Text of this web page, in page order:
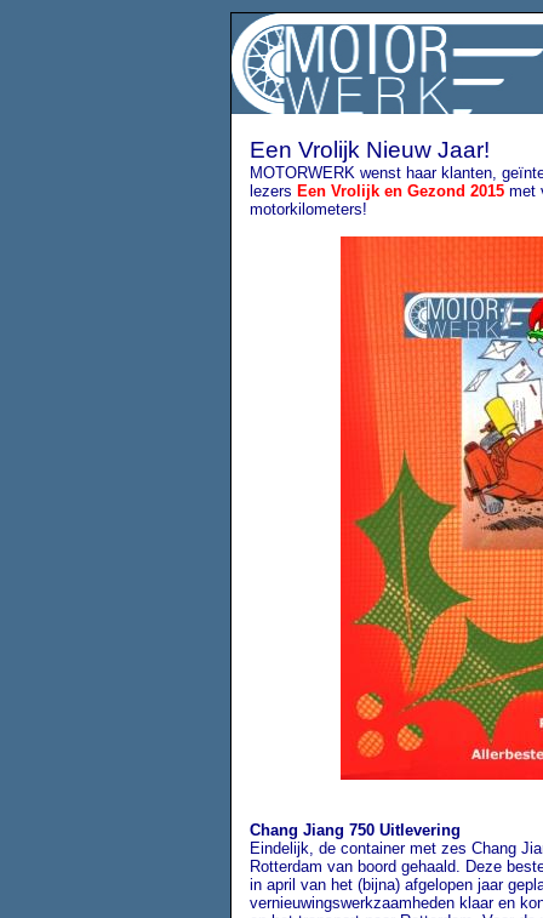
Een Vrolijk Nieuw Jaar!
MOTORWERK wenst haar klanten,
lezers Een Vrolijk en Gezond 2015 met
motorkilometers!
Chang Jiang 750 Uitlevering
Eindelijk, de container met zes Chang
Rotterdam van boord gehaald. Deze
in april van het (bijna) afgelopen jaar
vernieuwingswerkzaamheden klaar en